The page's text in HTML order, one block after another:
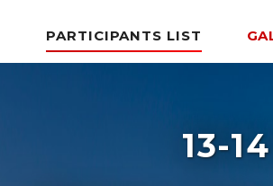
PARTICIPANTS LIST
13-